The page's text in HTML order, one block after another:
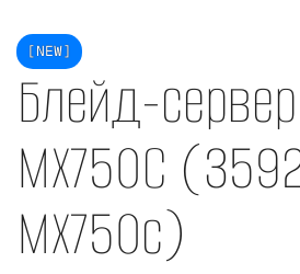
[NEW]
Блейд-
MX750C
MX750c)